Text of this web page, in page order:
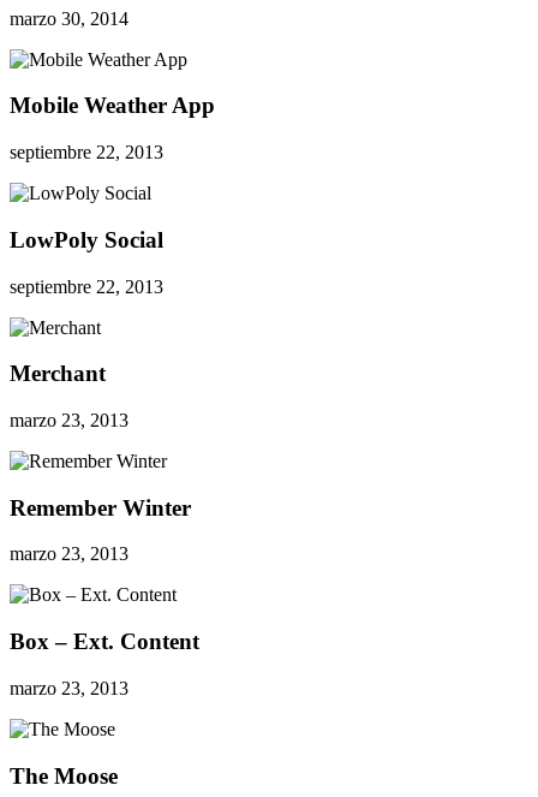
marzo 30, 2014
Mobile Weather App
septiembre 22, 2013
LowPoly Social
septiembre 22, 2013
Merchant
marzo 23, 2013
Remember Winter
marzo 23, 2013
Box – Ext. Content
marzo 23, 2013
The Moose